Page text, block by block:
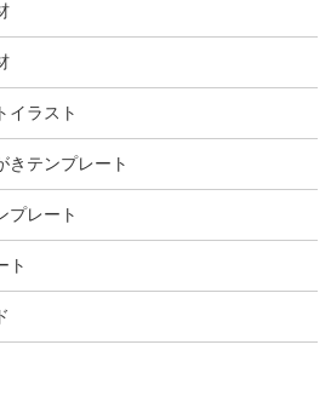
イラスト
きテンプレート
プレート
ト